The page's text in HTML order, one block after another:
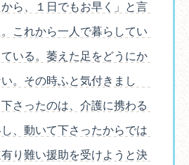
ら、１日でもお早く」と言
これから一人で暮らしてい
いる。萎えた足をどうにか
。その時ふと気付きまし
さったのは、介護に携わる
、動いて下さったからでは
り難い援助を受けようと決